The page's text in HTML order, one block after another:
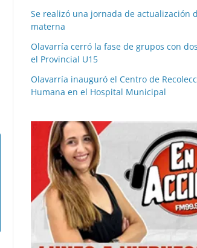
Se realizó una jornada de actualización
materna
Olavarría cerró la fase de grupos con
el Provincial U15
Olavarría inauguró el Centro de
Humana en el Hospital Municipal